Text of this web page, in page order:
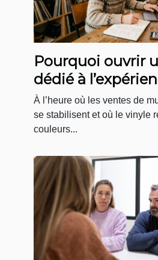
Pourquoi ouvrir
dédié à
boutique en
change la donne
À l’heure où les ventes de
se stabilisent et où le vinyle
couleurs...